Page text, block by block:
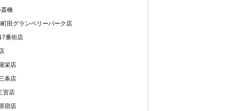
斎橋
田グランベリーパーク店
番街店
栄店
条店
宮店
宿店